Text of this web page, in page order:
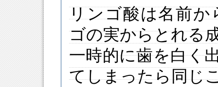
リンゴ酸は名前
ゴの実からとれる
一時的に歯を白く
てしまったら同じ